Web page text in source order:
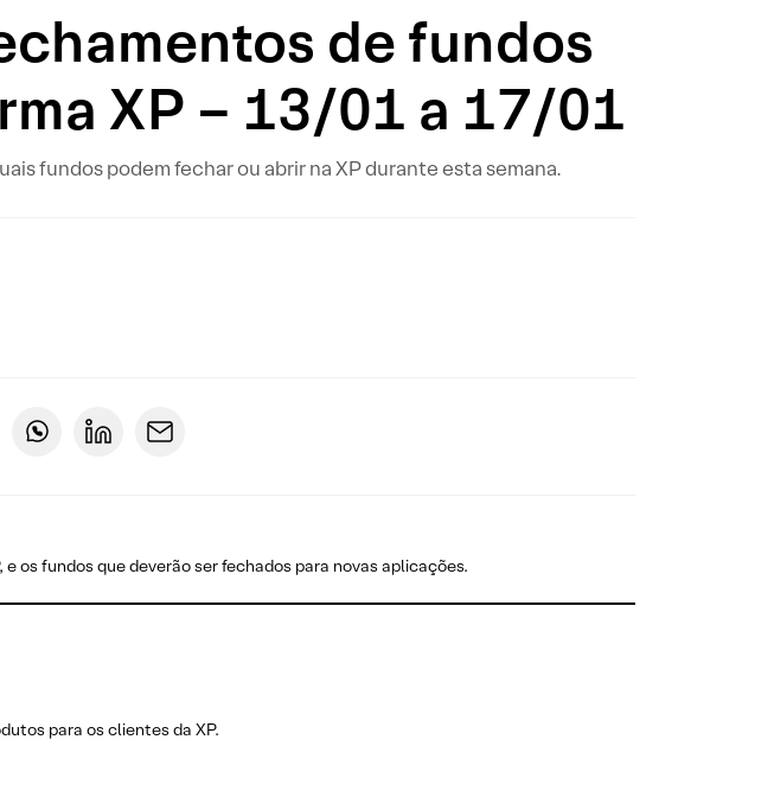
de fundos
XP – 13/01 a 17/01
fundos podem fechar ou abrir na XP durante esta semana.
os fundos que deverão ser fechados para novas aplicações.
para os clientes da XP.